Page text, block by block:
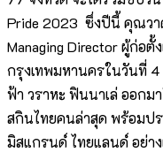
Pride 2023 ซึ่งปีนี้ คุณวาด
Managing Director ผู้ก่อ
กรุงเทพมหานครในวันที่
ฟ้า วราหะ ฟินนาเล่ ออกม
สกินไทยคนล่าสุด พร้อมป
มิสแกรนด์ ไทยแลนด์ อย่า